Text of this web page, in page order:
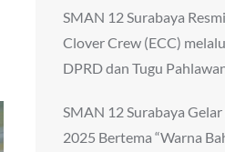
SMAN 12 Surabaya
Clover Crew (ECC)
DPRD dan Tugu
SMAN 12 Surabaya
2025 Bertema “Warna